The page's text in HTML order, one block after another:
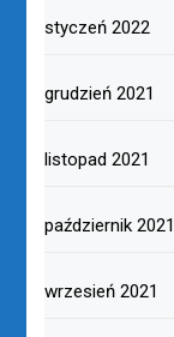
styczeń 2022
grudzień 2021
listopad 2021
październik 2021
wrzesień 2021